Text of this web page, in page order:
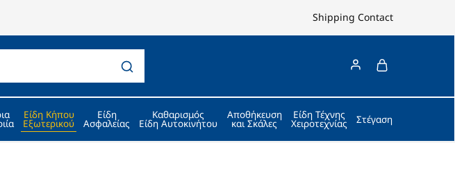
Shipping Contact
Είδη Κήπου
Εξωτερικού
Είδη
Ασφαλείας
Καθαρισμός
Είδη Αυτοκινήτου
Αποθήκευση
και Σκάλες
Είδη Τέχνης
Χειροτεχνίας Στέγαση